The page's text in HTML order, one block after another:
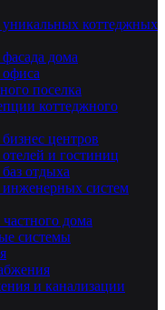
коттеджных
дома
поселка
коттеджного
центров
и гостиниц
отдыха
систем
дома
системы
и канализации